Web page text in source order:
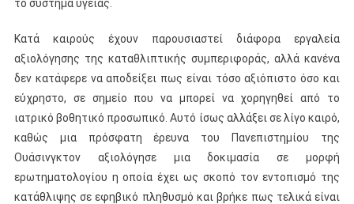
το σύστημα υγείας.
Κατά καιρούς έχουν παρουσιαστεί διάφορα εργαλεία
αξιολόγησης της καταθλιπτικής συμπεριφοράς, αλλά κανένα
δεν κατάφερε να αποδείξει πως είναι τόσο αξιόπιστο όσο και
εύχρηστο, σε σημείο που να μπορεί να χορηγηθεί από το
ιατρικό βοθητικό προσωπικό. Αυτό ίσως αλλάξει σε λίγο καιρό,
καθώς μια πρόσφατη έρευνα του Πανεπιστημίου της
Ουάσινγκτον αξιολόγησε μια δοκιμασία σε μορφή
ερωτηματολογίου η οποία έχει ως σκοπό τον εντοπισμό της
κατάθλιψης σε εφηβικό πληθυσμό και βρήκε πως τελικά είναι